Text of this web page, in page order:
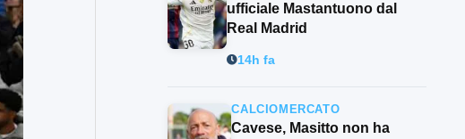
ufficiale Mastantuono dal
Real Madrid
14h fa
CALCIOMERCATO
Cavese, Masitto non ha